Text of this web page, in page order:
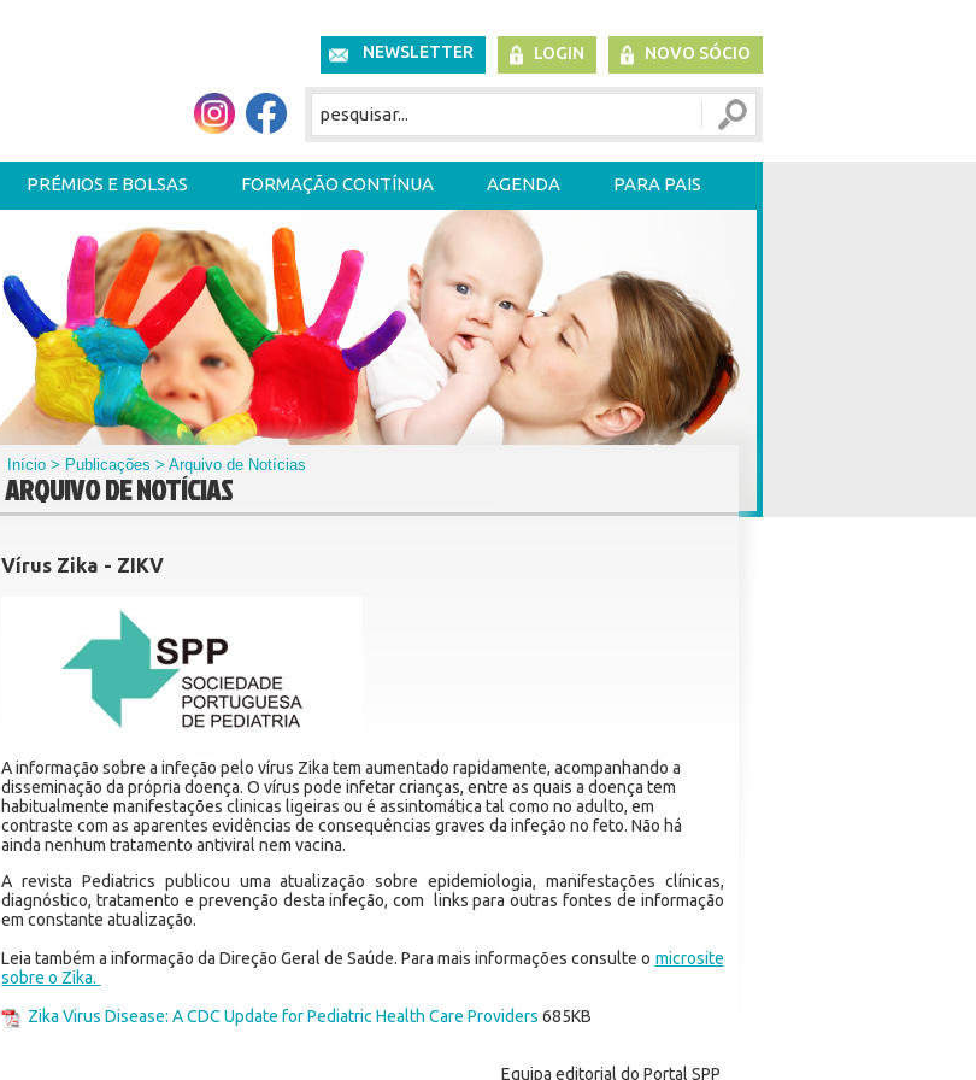
NEWSLETTER LOGIN NOVO SÓCIO
PRÉMIOS E BOLSAS FORMAÇÃO CONTÍNUA AGENDA PARA PAIS
Início > Publicações > Arquivo de Notícias
ARQUIVO DE NOTÍCIAS
Vírus Zika - ZIKV
A informação sobre a infeção pelo vírus Zika tem aumentado rapidamente, acompanhando a
disseminação da própria doença. O vírus pode infetar crianças, entre as quais a doença tem
habitualmente manifestações clinicas ligeiras ou é assintomática tal como no adulto, em
contraste com as aparentes evidências de consequências graves da infeção no feto. Não há
ainda nenhum tratamento antiviral nem vacina.
A revista Pediatrics publicou uma atualização sobre epidemiologia, manifestações clínicas,
diagnóstico, tratamento e prevenção desta infeção, com links para outras fontes de informação
em constante atualização.
Leia também a informação da Direção Geral de Saúde. Para mais informações consulte o microsite
sobre o Zika.
Zika Virus Disease: A CDC Update for Pediatric Health Care Providers 685KB
Equipa editorial do Portal SPP